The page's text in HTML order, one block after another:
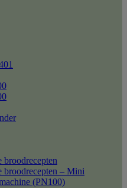
broodrecepten – Mini
(PN100)